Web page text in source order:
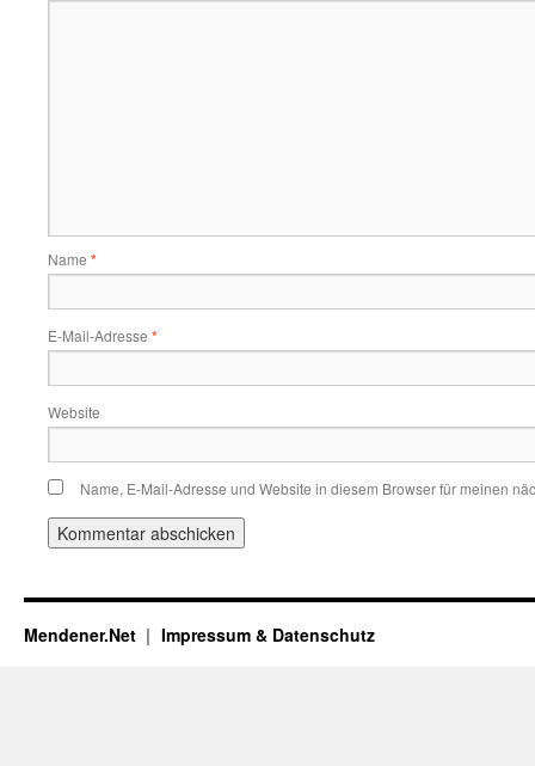
Name *
E-Mail-Adresse *
Website
Name, E-Mail-Adresse und Website in diesem Browser für meinen
Mendener.Net Impressum & Datenschutz